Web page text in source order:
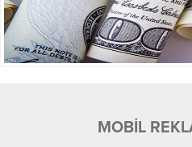
MOBİL